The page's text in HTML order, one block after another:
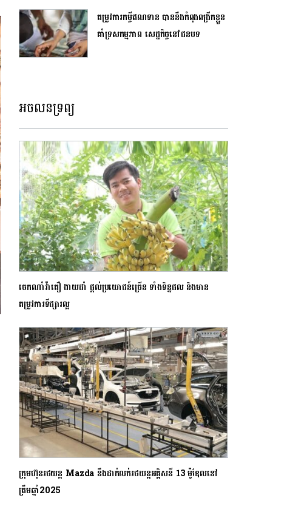
តម្រូវការកម្ចីឥណទាន​ បាននឹងកំពុងពង្រីកខ្លួន
គាំទ្រសកម្មភាព សេដ្ឋកិច្ច​នៅជនបទ
អចលនទ្រព្យ
ចេកណាំវ៉ាតឿ ងាយដាំ ផ្ដល់ប្រយោជន៍ច្រើន ទាំងទិន្នផល និងមាន
តម្រូវការទីផ្សារល្អ
ក្រុមហ៊ុនរថយន្ត Mazda នឹងដាក់លក់រថយន្តអគ្គិសនី 13 ម៉ូឌែលនៅ
ត្រឹមឆ្នាំ2025